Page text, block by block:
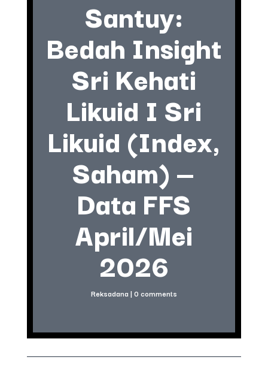
Santuy:
Bedah Insight
Sri Kehati
Likuid I Sri
Likuid (Index,
Saham) —
Data FFS
April/Mei
2026
Reksadana | 0 comments